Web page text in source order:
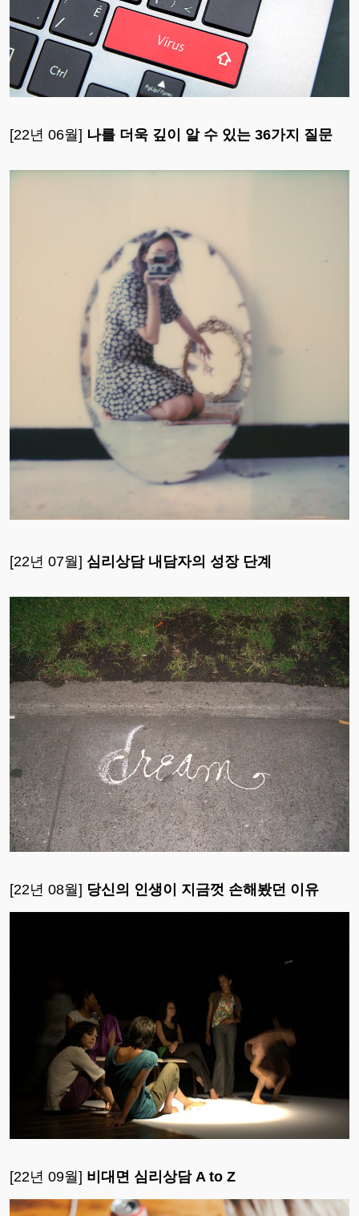
[22년 06월] 나를 더욱 깊이 알 수 있는 36가지 질문
[22년 07월] 심리상담 내담자의 성장 단계
[22년 08월] 당신의 인생이 지금껏 손해봤던 이유
[22년 09월] 비대면 심리상담 A to Z